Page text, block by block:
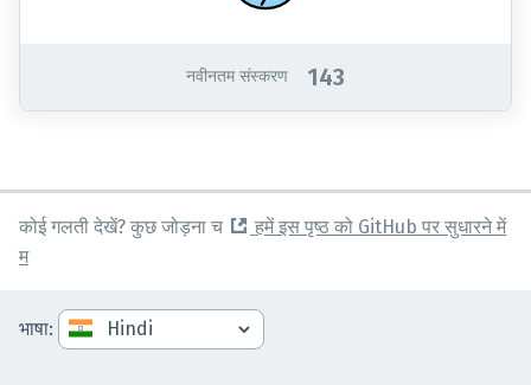
नवीनतम संस्करण 143
कोई गलती देखें? कुछ जोड़ना च
हमें इस पृष्ठ को GitHub पर सुधारने में
म
भाषा: